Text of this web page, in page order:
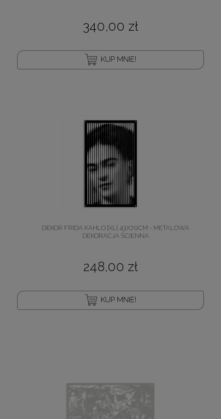
340,00 zł
KUP MNIE!
DEKOR FRIDA KAHLO [XL] 43X70CM - METALOWA
DEKORACJA ŚCIENNA
248,00 zł
KUP MNIE!